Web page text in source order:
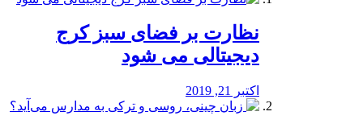
نظارت بر فضای سبز کرج
دیجیتالی می شود
اکتبر 21, 2019